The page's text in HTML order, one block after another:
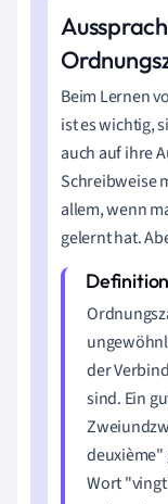
Beim Lernen
ist es wichtig,
auch auf ihre
Schreibweise
allem, wenn
gelernt hat.
der
sind. Ein
deuxième"
Wort